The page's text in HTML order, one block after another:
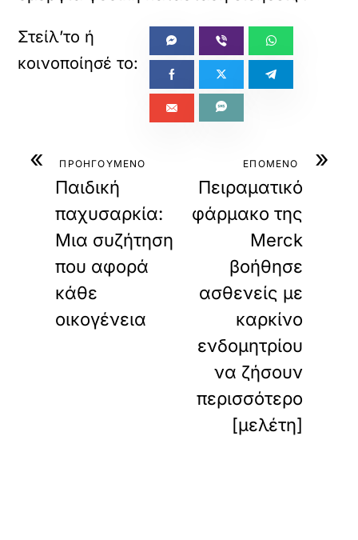
« ΠΡΟΗΓΟΥΜΕΝΟ
Παιδική
παχυσαρκία:
Μια συζήτηση
που αφορά
κάθε
οικογένεια
»
ΕΠΟΜΕΝΟ
Πειραματικό
φάρμακο της
Merck
βοήθησε
ασθενείς με
καρκίνο
ενδομητρίου
να ζήσουν
περισσότερο
[μελέτη]